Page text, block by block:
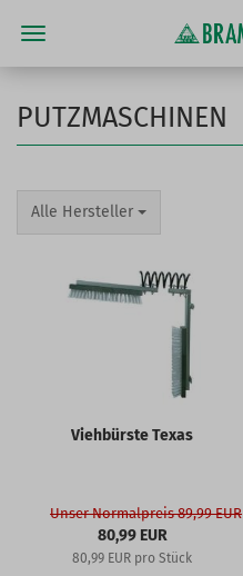
PUTZMASCHINEN
Alle Hersteller
Viehbürste Texas
Unser Normalpreis 89,99 EUR
80,99 EUR
80,99 EUR pro Stück